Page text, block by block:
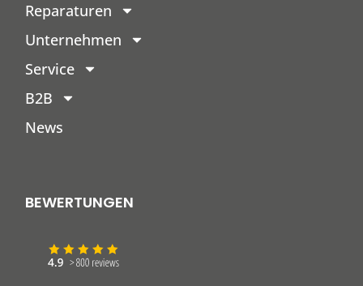
Reparaturen
Unternehmen
Service
B2B
News
BEWERTUNGEN